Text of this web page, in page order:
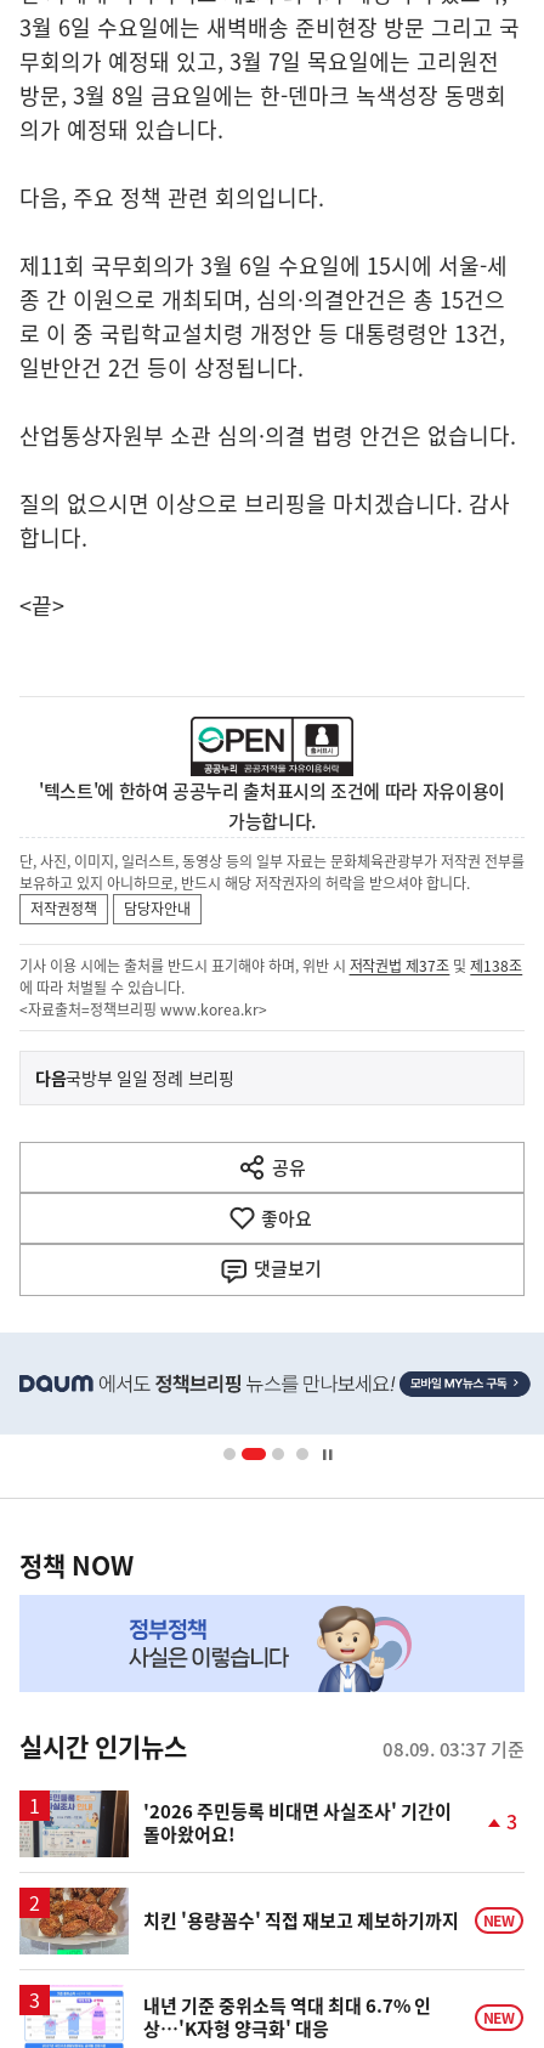
3월 6일 수요일에는 새벽배송 준비현장 방문 그리고 국
무회의가 예정돼 있고, 3월 7일 목요일에는 고리원전
방문, 3월 8일 금요일에는 한-덴마크 녹색성장 동맹회
의가 예정돼 있습니다.
다음, 주요 정책 관련 회의입니다.
제11회 국무회의가 3월 6일 수요일에 15시에 서울-세
종 간 이원으로 개최되며, 심의·의결안건은 총 15건으
로 이 중 국립학교설치령 개정안 등 대통령령안 13건,
일반안건 2건 등이 상정됩니다.
산업통상자원부 소관 심의·의결 법령 안건은 없습니다.
질의 없으시면 이상으로 브리핑을 마치겠습니다. 감사
합니다.
<끝>
'텍스트'에 한하여 공공누리 출처표시의 조건에 따라 자유이용이
가능합니다.
단, 사진, 이미지, 일러스트, 동영상 등의 일부 자료는 문화체육관광부가 저작권 전부를
보유하고 있지 아니하므로, 반드시 해당 저작권자의 허락을 받으셔야 합니다.
저작권정책
담당자안내
기사 이용 시에는 출처를 반드시 표기해야 하며, 위반 시 저작권법 제37조 및제138조
에 따라 처벌될 수 있습니다.
<자료출처=정책브리핑 www.korea.kr>
이
전
다
음
다음기
국방부 일일 정례 브리핑
공유
열
기
좋아요
댓글보기
단
영
책
NOW,
뉴
스
정책 NOW
실시간 인기뉴스 08.09. 03:37 기준
'2026 주민등록 비대면 사실조사' 기간이
돌아왔어요!
상
승
3
치킨 '용량꼼수' 직접 재보고 제보하기까지 NEW
내년 기준 중위소득 역대 최대 6.7% 인
상…'K자형 양극화' 대응
NEW